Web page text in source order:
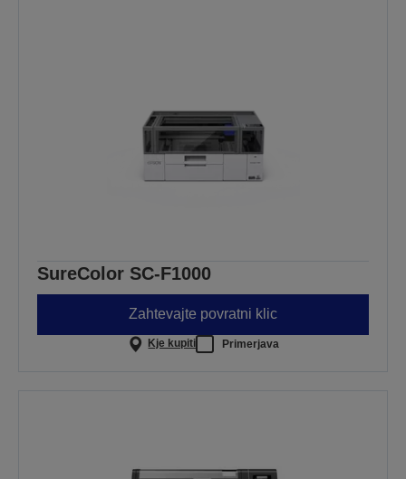
SureColor SC-F1000
Zahtevajte povratni klic
Kje kupiti Primerjava